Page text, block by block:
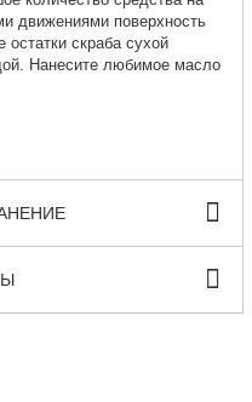
движениями поверхность
остатки скраба сухой
Нанесите любимое масло